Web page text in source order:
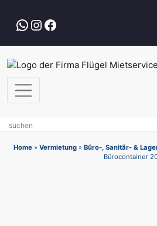
springenWhatsApp
Instagram
Facebook
Home» Vermietung» Büro-, Sanitär- &
Bürocontainer